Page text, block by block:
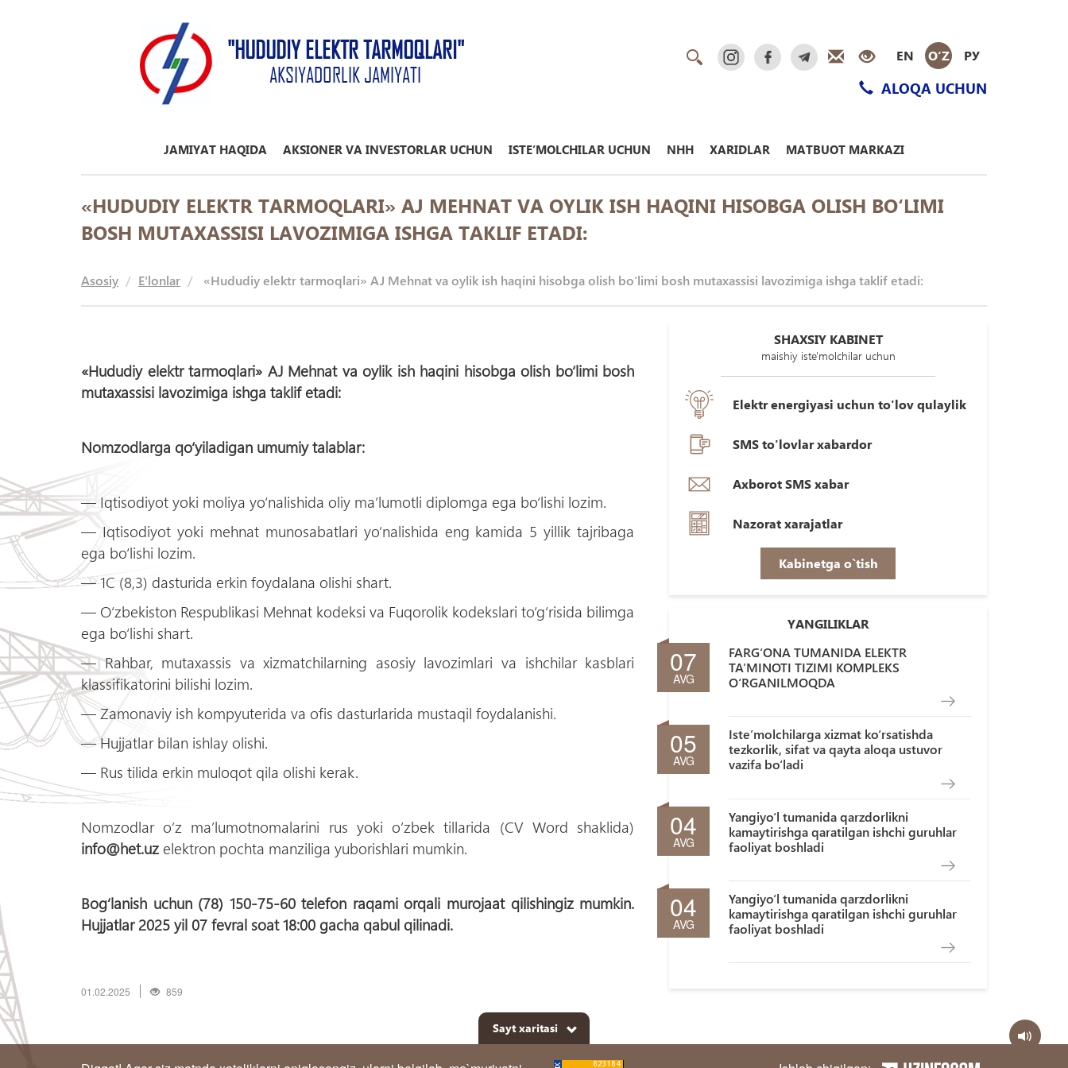
"HUDUDIY ELEKTR TARMOQLARI"
AKSIYADORLIK JAMIYATI
EN O‘Z РУ
ALOQA UCHUN
JAMIYAT HAQIDA AKSIONER VA INVESTORLAR UCHUN ISTE’MOLCHILAR UCHUN NHH XARIDLAR MATBUOT MARKAZI
«HUDUDIY ELEKTR TARMOQLARI» AJ MEHNAT VA OYLIK ISH HAQINI HISOBGA OLISH BО‘LIMI
BOSH MUTAXASSISI LAVOZIMIGA ISHGA TAKLIF ETADI:
Asosiy E'lonlar «Hududiy elektr tarmoqlari» AJ Mehnat va oylik ish haqini hisobga olish bо‘limi bosh mutaxassisi lavozimiga ishga taklif etadi:
«Hududiy elektr tarmoqlari» AJ Mehnat va oylik ish haqini hisobga olish bо‘limi bosh
mutaxassisi lavozimiga ishga taklif etadi:
Nomzodlarga qo‘yiladigan umumiy talablar:
― Iqtisodiyot yoki moliya yo‘nalishida oliy ma’lumotli diplomga ega bo‘lishi lozim.
― Iqtisodiyot yoki mehnat munosabatlari yo‘nalishida eng kamida 5 yillik tajribaga
ega bo‘lishi lozim.
― 1С (8,3) dasturida erkin foydalana olishi shart.
― O‘zbekiston Respublikasi Mehnat kodeksi va Fuqorolik kodekslari to‘g‘risida bilimga
ega bo‘lishi shart.
― Rahbar, mutaxassis va xizmatchilarning asosiy lavozimlari va ishchilar kasblari
klassifikatorini bilishi lozim.
― Zamonaviy ish kompyuterida va ofis dasturlarida mustaqil foydalanishi.
― Hujjatlar bilan ishlay olishi.
― Rus tilida erkin muloqot qila olishi kerak.
Nomzodlar oʻz ma’lumotnomalarini rus yoki oʻzbek tillarida (CV Word shaklida)
info@het.uz elektron pochta manziliga yuborishlari mumkin.
Bogʻlanish uchun (78) 150-75-60 telefon raqami orqali murojaat qilishingiz mumkin.
Hujjatlar 2025 yil 07 fevral soat 18:00 gacha qabul qilinadi.
01.02.2025 859
SHAXSIY KABINET
maishiy iste'molchilar uchun
Elektr energiyasi uchun to'lov qulaylik
SMS to'lovlar xabardor
Axborot SMS xabar
Nazorat xarajatlar
Kabinetga o`tish
YANGILIKLAR
07
AVG
FARG‘ONA TUMANIDA ELEKTR
TA’MINOTI TIZIMI KOMPLEKS
O‘RGANILMOQDA
05
AVG
Iste’molchilarga xizmat ko‘rsatishda
tezkorlik, sifat va qayta aloqa ustuvor
vazifa bo‘ladi
04
AVG
Yangiyo‘l tumanida qarzdorlikni
kamaytirishga qaratilgan ishchi guruhlar
faoliyat boshladi
04
AVG
Yangiyo‘l tumanida qarzdorlikni
kamaytirishga qaratilgan ishchi guruhlar
faoliyat boshladi
Sayt xaritasi